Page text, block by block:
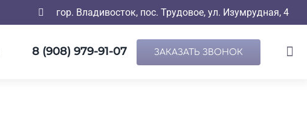
гор. Владивосток, пос. Трудовое, ул. Изумрудная, 4
8 (908) 979-91-07 ЗАКАЗАТЬ ЗВОНОК